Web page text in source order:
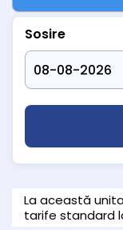
care 12 camere
grupuri. Unele
sunt destinate
persoanele cu
Camere
(140 camere)
Fiecare cameră
Pat dublu sau două
Noptiere cu lămpi
TV LED cu canale
Telefon, Wi-Fi
Sosire
La această
tarife standard